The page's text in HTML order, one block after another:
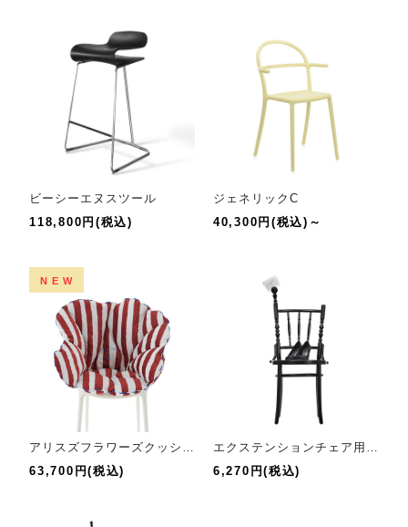
ビーシーエヌスツール
118,800円(税込)
ジェネリックC
40,300円(税込)～
NEW
アリスズフラワーズクッション
63,700円(税込)
エクステンションチェア用カードホルダー
6,270円(税込)